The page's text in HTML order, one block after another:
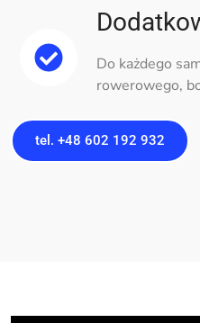
Do każdego
rowerowego,
tel. +48 602 192 932